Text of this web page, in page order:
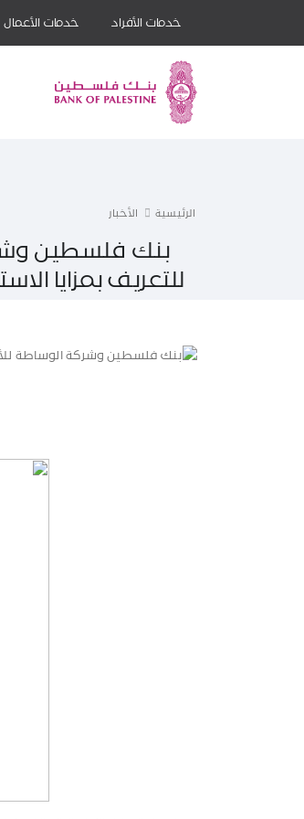
خدمات الأفراد خدمات الأعمال
الرئيسية الأخبار
بنك فلسطين
للتعريف بمزايا